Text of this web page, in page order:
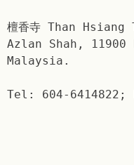
檀香寺 Than
Azlan Shah, 11900
Malaysia.
Tel: 604-6414822;